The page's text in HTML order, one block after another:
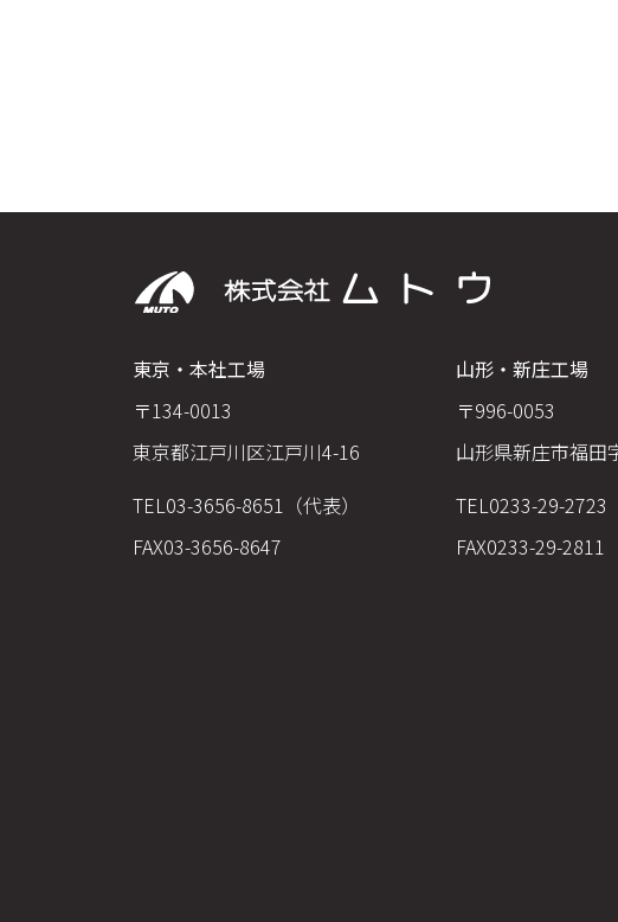
東京・本社工場
〒134-0013
東京都江戸川区江戸川4-16
TEL03-3656-8651（代表）
FAX03-3656-8647
山形・新庄工場
〒996-0053
山形県新庄市福田
TEL0233-29-2723
FAX0233-29-2811